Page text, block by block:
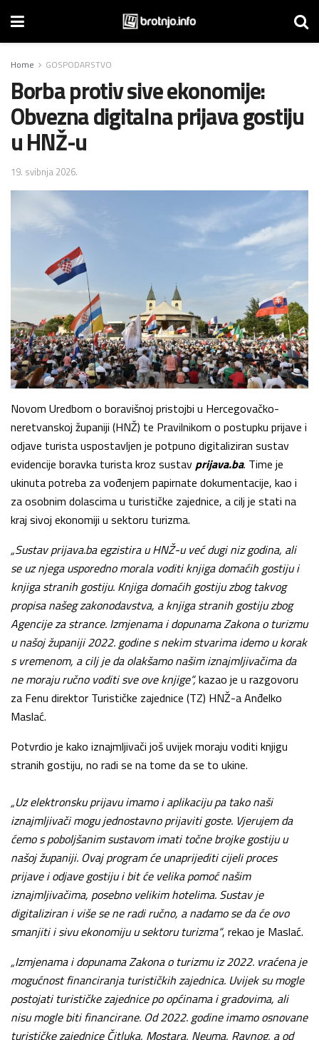
Home GOSPODARSTVO
Borba protiv sive ekonomije:
Obvezna digitalna prijava gostiju
u HNŽ-u
19. svibnja 2026.
Novom Uredbom o boravišnoj pristojbi u Hercegovačko-
neretvanskoj županiji (HNŽ) te Pravilnikom o postupku prijave i
odjave turista uspostavljen je potpuno digitaliziran sustav
evidencije boravka turista kroz sustavprijava.ba. Time je
ukinuta potreba za vođenjem papirnate dokumentacije, kao i
za osobnim dolascima u turističke zajednice, a cilj je stati na
kraj sivoj ekonomiji u sektoru turizma.
„Sustav prijava.ba egzistira u HNŽ-u već dugi niz godina, ali
se uz njega usporedno morala voditi knjiga domaćih gostiju i
knjiga stranih gostiju. Knjiga domaćih gostiju zbog takvog
propisa našeg zakonodavstva, a knjiga stranih gostiju zbog
Agencije za strance. Izmjenama i dopunama Zakona o turizmu
u našoj županiji 2022. godine s nekim stvarima idemo u korak
s vremenom, a cilj je da olakšamo našim iznajmljivačima da
ne moraju ručno voditi sve ove knjige“,kazao je u razgovoru
za Fenu direktor Turističke zajednice (TZ) HNŽ-a Anđelko
Maslać.
Potvrdio je kako iznajmljivači još uvijek moraju voditi knjigu
stranih gostiju, no radi se na tome da se to ukine.
„Uz elektronsku prijavu imamo i aplikaciju pa tako naši
iznajmljivači mogu jednostavno prijaviti goste. Vjerujem da
ćemo s poboljšanim sustavom imati točne brojke gostiju u
našoj županiji. Ovaj program će unaprijediti cijeli proces
prijave i odjave gostiju i bit će velika pomoć našim
iznajmljivačima, posebno velikim hotelima. Sustav je
digitaliziran i više se ne radi ručno, a nadamo se da će ovo
smanjiti i sivu ekonomiju u sektoru turizma“, rekao je Maslać.
„Izmjenama i dopunama Zakona o turizmu iz 2022. vraćena je
mogućnost financiranja turističkih zajednica. Uvijek su mogle
postojati turističke zajednice po općinama i gradovima, ali
nisu mogle biti financirane. Od 2022. godine imamo osnovane
turističke zajednice Čitluka, Mostara, Neuma, Ravnog, a od